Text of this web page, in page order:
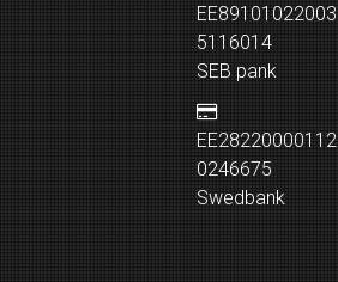
EE89101022003
5116014
SEB pank
EE28220000112
0246675
Swedbank